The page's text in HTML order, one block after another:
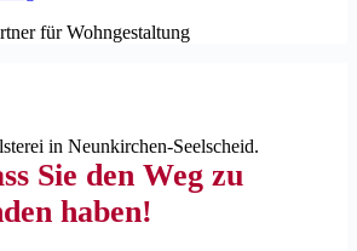
in Neunkirchen-Seelscheid.
Sie den Weg zu
haben!